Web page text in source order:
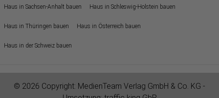
Haus in Sachsen-Anhalt bauen Haus in Schleswig-Holstein bauen
Haus in Thüringen bauen Haus in Österreich bauen
Haus in der Schweiz bauen
© 2026 Copyright: MedienTeam Verlag GmbH & Co. KG -